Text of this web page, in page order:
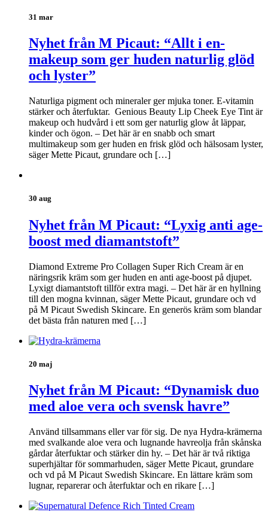
31 mar
Nyhet från M Picaut: “Allt i en-
makeup som ger huden naturlig glöd
och lyster”
Naturliga pigment och mineraler ger mjuka toner. E-vitamin
stärker och återfuktar. Genious Beauty Lip Cheek Eye Tint är
makeup och hudvård i ett som ger naturlig glow åt läppar,
kinder och ögon. – Det här är en snabb och smart
multimakeup som ger huden en frisk glöd och hälsosam lyster,
säger Mette Picaut, grundare och […]
30 aug
Nyhet från M Picaut: “Lyxig anti age-
boost med diamantstoft”
Diamond Extreme Pro Collagen Super Rich Cream är en
näringsrik kräm som ger huden en anti age-boost på djupet.
Lyxigt diamantstoft tillför extra magi. – Det här är en hyllning
till den mogna kvinnan, säger Mette Picaut, grundare och vd
på M Picaut Swedish Skincare. En generös kräm som blandar
det bästa från naturen med […]
20 maj
Nyhet från M Picaut: “Dynamisk duo
med aloe vera och svensk havre”
Använd tillsammans eller var för sig. De nya Hydra-krämerna
med svalkande aloe vera och lugnande havreolja från skånska
gårdar återfuktar och stärker din hy. – Det här är två riktiga
superhjältar för sommarhuden, säger Mette Picaut, grundare
och vd på M Picaut Swedish Skincare. En lättare kräm som
lugnar, reparerar och återfuktar och en rikare […]